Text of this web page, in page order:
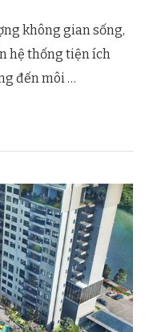
không gian sống,
hệ thống tiện ích
đến môi …